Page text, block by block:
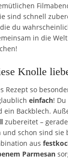
sind schnell
du
in die
Knolle
Rezept so
einfach!
ein Backblech.
zubereitet –
und schon sind sie
aus
Parmesan